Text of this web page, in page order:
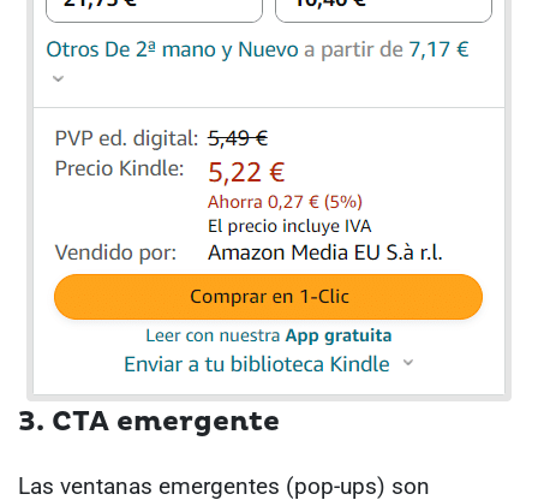
3. CTA emergente
Las ventanas emergentes (pop-ups) son